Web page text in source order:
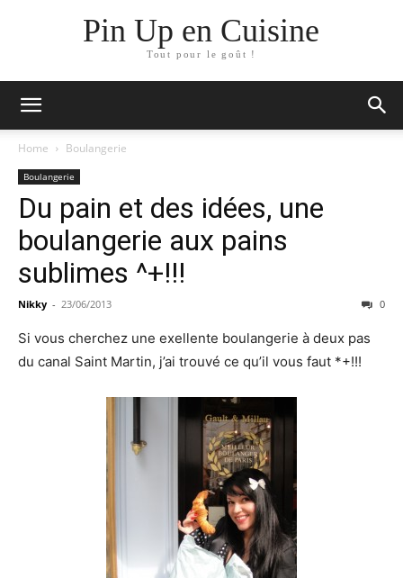
Pin Up en Cuisine
Tout pour le goût !
Home Boulangerie
Boulangerie
Du pain et des idées, une
boulangerie aux pains
sublimes ^+!!!
Nikky - 23/06/2013 0
Si vous cherchez une exellente boulangerie à deux pas
du canal Saint Martin, j’ai trouvé ce qu’il vous faut *+!!!